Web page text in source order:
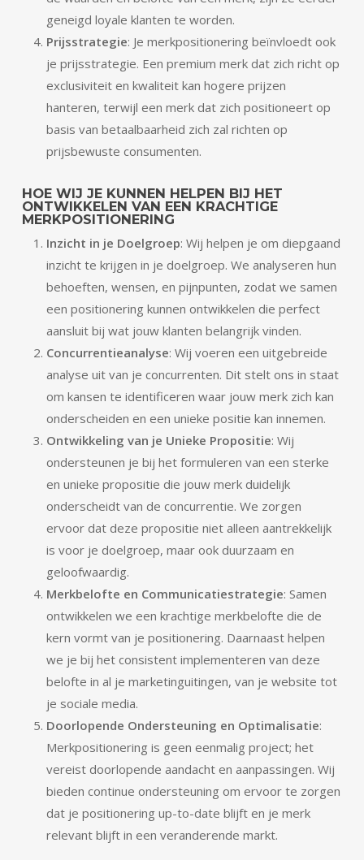
geneigd loyale klanten te worden.
Prijsstrategie: Je merkpositionering beïnvloedt ook
je prijsstrategie. Een premium merk dat zich richt op
exclusiviteit en kwaliteit kan hogere prijzen
hanteren, terwijl een merk dat zich positioneert op
basis van betaalbaarheid zich zal richten op
prijsbewuste consumenten.
HOE WIJ JE KUNNEN HELPEN BIJ HET
ONTWIKKELEN VAN EEN KRACHTIGE
MERKPOSITIONERING
Inzicht in je Doelgroep: Wij helpen je om diepgaand
inzicht te krijgen in je doelgroep. We analyseren hun
behoeften, wensen, en pijnpunten, zodat we samen
een positionering kunnen ontwikkelen die perfect
aansluit bij wat jouw klanten belangrijk vinden.
Concurrentieanalyse: Wij voeren een uitgebreide
analyse uit van je concurrenten. Dit stelt ons in staat
om kansen te identificeren waar jouw merk zich kan
onderscheiden en een unieke positie kan innemen.
Ontwikkeling van je Unieke Propositie: Wij
ondersteunen je bij het formuleren van een sterke
en unieke propositie die jouw merk duidelijk
onderscheidt van de concurrentie. We zorgen
ervoor dat deze propositie niet alleen aantrekkelijk
is voor je doelgroep, maar ook duurzaam en
geloofwaardig.
Merkbelofte en Communicatiestrategie: Samen
ontwikkelen we een krachtige merkbelofte die de
kern vormt van je positionering. Daarnaast helpen
we je bij het consistent implementeren van deze
belofte in al je marketinguitingen, van je website tot
je sociale media.
Doorlopende Ondersteuning en Optimalisatie:
Merkpositionering is geen eenmalig project; het
vereist doorlopende aandacht en aanpassingen. Wij
bieden continue ondersteuning om ervoor te zorgen
dat je positionering up-to-date blijft en je merk
relevant blijft in een veranderende markt.